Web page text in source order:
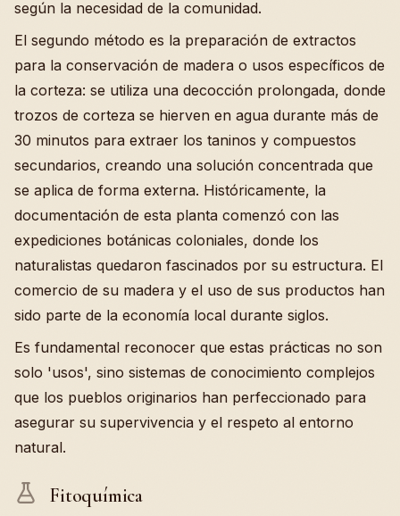
según la necesidad de la comunidad.
El segundo método es la preparación de extractos
para la conservación de madera o usos específicos de
la corteza: se utiliza una decocción prolongada, donde
trozos de corteza se hierven en agua durante más de
30 minutos para extraer los taninos y compuestos
secundarios, creando una solución concentrada que
se aplica de forma externa. Históricamente, la
documentación de esta planta comenzó con las
expediciones botánicas coloniales, donde los
naturalistas quedaron fascinados por su estructura. El
comercio de su madera y el uso de sus productos han
sido parte de la economía local durante siglos.
Es fundamental reconocer que estas prácticas no son
solo 'usos', sino sistemas de conocimiento complejos
que los pueblos originarios han perfeccionado para
asegurar su supervivencia y el respeto al entorno
natural.
Fitoquímica